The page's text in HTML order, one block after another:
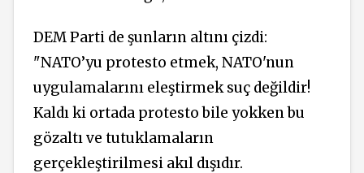
DEM Parti de şunların altını çizdi:
"NATO’yu protesto etmek, NATO'nun
uygulamalarını eleştirmek suç değildir!
Kaldı ki ortada protesto bile yokken bu
gözaltı ve tutuklamaların
gerçekleştirilmesi akıl dışıdır.